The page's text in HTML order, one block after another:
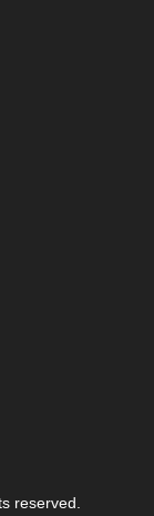
reserved.